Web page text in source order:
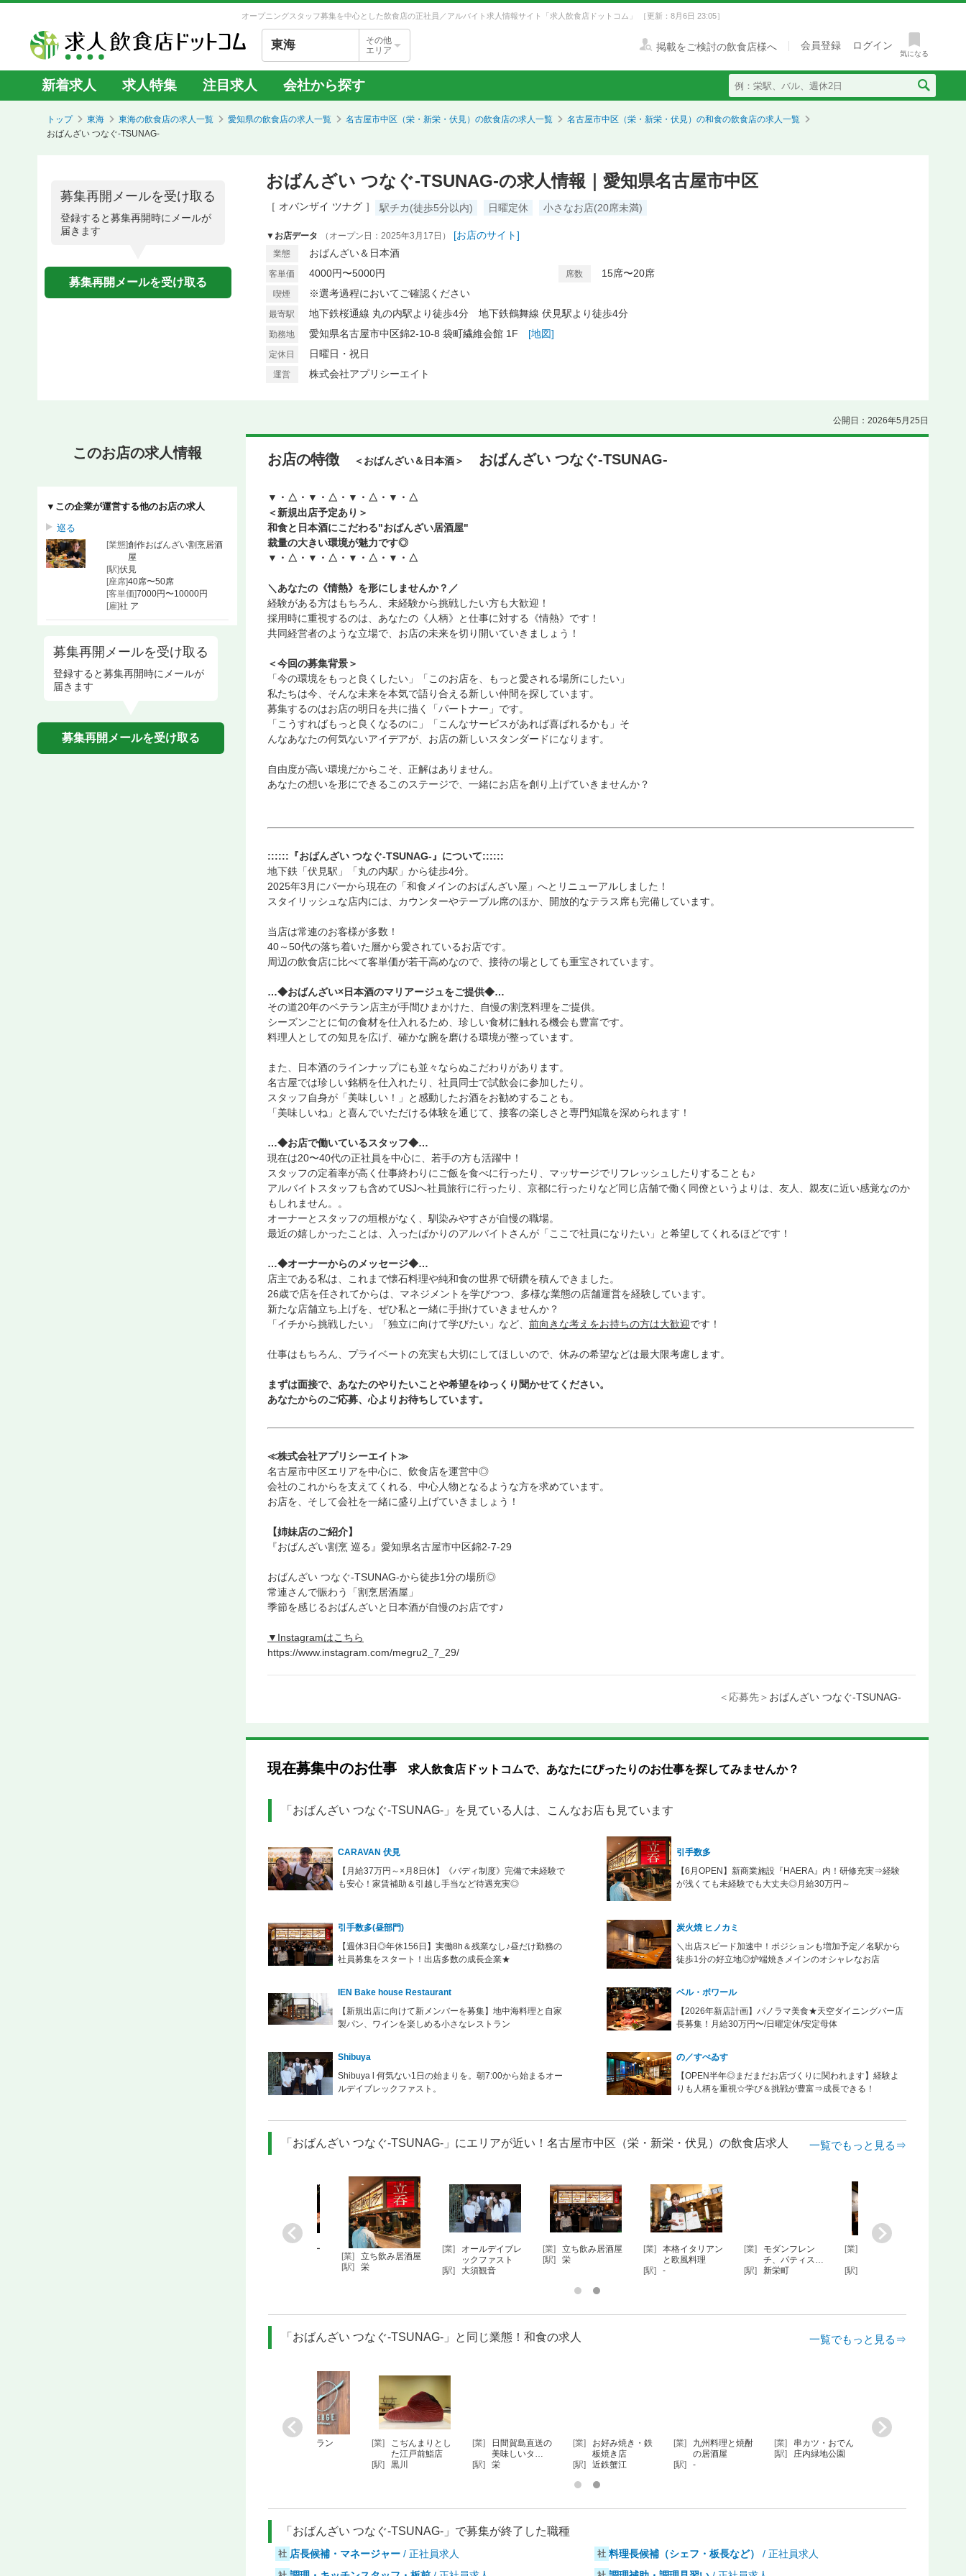
オープニングスタッフ募集を中心とした飲食店の正社員／アルバイト求人情報サイト「求人飲食店ドットコム」 ［更新：8月6日 23:05］
東海
その他
エリア
掲載をご検討の飲食店様へ 会員登録 ログイン
気になる
新着求人 求人特集 注目求人 会社から探す
トップ 東海 東海の飲食店の求人一覧 愛知県の飲食店の求人一覧 名古屋市中区（栄・新栄・伏見）の飲食店の求人一覧
名古屋市中区（栄・新栄・伏見）の和食の飲食店の求人一覧
おばんざい つなぐ-TSUNAG-
募集再開メールを受け取る
登録すると募集再開時にメールが
届きます
募集再開メールを受け取る
おばんざい つなぐ-TSUNAG-の求人情報｜愛知県名古屋市中区
［ オバンザイ ツナグ ］ 駅チカ(徒歩5分以内) 日曜定休 小さなお店(20席未満)
▼お店データ （オープン日：2025年3月17日） [お店のサイト]
業態 おばんざい＆日本酒
客単価 4000円〜5000円 席数 15席〜20席
喫煙 ※選考過程においてご確認ください
最寄駅 地下鉄桜通線 丸の内駅より徒歩4分 地下鉄鶴舞線 伏見駅より徒歩4分
勤務地 愛知県名古屋市中区錦2-10-8 袋町繊維会館 1F [地図]
定休日 日曜日・祝日
運営 株式会社アプリシーエイト
公開日：2026年5月25日
このお店の求人情報
▼この企業が運営する他のお店の求人
巡る
[業態]創作おばんざい割烹居酒
屋
[駅]伏見
[座席]40席〜50席
[客単価]7000円〜10000円
[雇]社 ア
募集再開メールを受け取る
登録すると募集再開時にメールが
届きます
募集再開メールを受け取る
お店の特徴 ＜おばんざい＆日本酒＞ おばんざい つなぐ-TSUNAG-
▼・△・▼・△・▼・△・▼・△
＜新規出店予定あり＞
和食と日本酒にこだわる"おばんざい居酒屋"
裁量の大きい環境が魅力です◎
▼・△・▼・△・▼・△・▼・△
＼あなたの《情熱》を形にしませんか？／
経験がある方はもちろん、未経験から挑戦したい方も大歓迎！
採用時に重視するのは、あなたの《人柄》と仕事に対する《情熱》です！
共同経営者のような立場で、お店の未来を切り開いていきましょう！
＜今回の募集背景＞
「今の環境をもっと良くしたい」「このお店を、もっと愛される場所にしたい」
私たちは今、そんな未来を本気で語り合える新しい仲間を探しています。
募集するのはお店の明日を共に描く「パートナー」です。
「こうすればもっと良くなるのに」「こんなサービスがあれば喜ばれるかも」そ
んなあなたの何気ないアイデアが、お店の新しいスタンダードになります。
自由度が高い環境だからこそ、正解はありません。
あなたの想いを形にできるこのステージで、一緒にお店を創り上げていきませんか？
::::::『おばんざい つなぐ-TSUNAG-』について::::::
地下鉄「伏見駅」「丸の内駅」から徒歩4分。
2025年3月にバーから現在の「和食メインのおばんざい屋」へとリニューアルしました！
スタイリッシュな店内には、カウンターやテーブル席のほか、開放的なテラス席も完備しています。
当店は常連のお客様が多数！
40～50代の落ち着いた層から愛されているお店です。
周辺の飲食店に比べて客単価が若干高めなので、接待の場としても重宝されています。
…◆おばんざい×日本酒のマリアージュをご提供◆…
その道20年のベテラン店主が手間ひまかけた、自慢の割烹料理をご提供。
シーズンごとに旬の食材を仕入れるため、珍しい食材に触れる機会も豊富です。
料理人としての知見を広げ、確かな腕を磨ける環境が整っています。
また、日本酒のラインナップにも並々ならぬこだわりがあります。
名古屋では珍しい銘柄を仕入れたり、社員同士で試飲会に参加したり。
スタッフ自身が「美味しい！」と感動したお酒をお勧めすることも。
「美味しいね」と喜んでいただける体験を通じて、接客の楽しさと専門知識を深められます！
…◆お店で働いているスタッフ◆…
現在は20〜40代の正社員を中心に、若手の方も活躍中！
スタッフの定着率が高く仕事終わりにご飯を食べに行ったり、マッサージでリフレッシュしたりすることも♪
アルバイトスタッフも含めてUSJへ社員旅行に行ったり、京都に行ったりなど同じ店舗で働く同僚というよりは、友人、親友に近い感覚なのか
もしれません。。
オーナーとスタッフの垣根がなく、馴染みやすさが自慢の職場。
最近の嬉しかったことは、入ったばかりのアルバイトさんが「ここで社員になりたい」と希望してくれるほどです！
…◆オーナーからのメッセージ◆…
店主である私は、これまで懐石料理や純和食の世界で研鑽を積んできました。
26歳で店を任されてからは、マネジメントを学びつつ、多様な業態の店舗運営を経験しています。
新たな店舗立ち上げを、ぜひ私と一緒に手掛けていきませんか？
「イチから挑戦したい」「独立に向けて学びたい」など、 前向きな考えをお持ちの方は大歓迎です！
仕事はもちろん、プライベートの充実も大切にしてほしいので、休みの希望などは最大限考慮します。
まずは面接で、あなたのやりたいことや希望をゆっくり聞かせてください。
あなたからのご応募、心よりお待ちしています。
≪株式会社アプリシーエイト≫
名古屋市中区エリアを中心に、飲食店を運営中◎
会社のこれからを支えてくれる、中心人物となるような方を求めています。
お店を、そして会社を一緒に盛り上げていきましょう！
【姉妹店のご紹介】
『おばんざい割烹 巡る』愛知県名古屋市中区錦2-7-29
おばんざい つなぐ-TSUNAG-から徒歩1分の場所◎
常連さんで賑わう「割烹居酒屋」
季節を感じるおばんざいと日本酒が自慢のお店です♪
▼Instagramはこちら
https://www.instagram.com/megru2_7_29/
＜応募先＞ おばんざい つなぐ-TSUNAG-
現在募集中のお仕事 求人飲食店ドットコムで、あなたにぴったりのお仕事を探してみませんか？
「おばんざい つなぐ-TSUNAG-」を見ている人は、こんなお店も見ています
CARAVAN 伏見
【月給37万円～×月8日休】《バディ制度》完備で未経験で
も安心！家賃補助＆引越し手当など待遇充実◎
引手数多
【6月OPEN】新商業施設『HAERA』内！研修充実⇒経験
が浅くても未経験でも大丈夫◎月給30万円～
引手数多(昼部門)
【週休3日◎年休156日】実働8h＆残業なし♪昼だけ勤務の
社員募集をスタート！出店多数の成長企業★
炭火焼 ヒノカミ
＼出店スピード加速中！ポジションも増加予定／名駅から
徒歩1分の好立地◎炉端焼きメインのオシャレなお店
IEN Bake house Restaurant
【新規出店に向けて新メンバーを募集】地中海料理と自家
製パン、ワインを楽しめる小さなレストラン
ベル・ボワール
【2026年新店計画】パノラマ美食★天空ダイニングバー店
長募集！月給30万円〜/日曜定休/安定母体
Shibuya
Shibuya l 何気ない1日の始まりを。朝7:00から始まるオー
ルデイブレックファスト。
の／すぺゐす
【OPEN半年◎まだまだお店づくりに関われます】経験よ
りも人柄を重視☆学び＆挑戦が豊富⇒成長できる！
「おばんざい つなぐ-TSUNAG-」にエリアが近い！名古屋市中区（栄・新栄・伏見）の飲食店求人 一覧でもっと見る⇒
立ち飲み居酒屋
栄
オールデイブレ
ックファスト
大須観音
立ち飲み居酒屋
栄
本格イタリアン
と欧風料理
-
モダンフレン
チ、パティス…
新栄町
名古屋で話題！
栄
「おばんざい つなぐ-TSUNAG-」と同じ業態！和食の求人 一覧でもっと見る⇒
[業]
こぢんまりとし
た江戸前鮨店
[業]
日間賀島直送の
美味しいタ…
[業]
お好み焼き・鉄
近鉄蟹江
[業]
九州料理と焼酎
[駅]
[業]
串カツ・おでん
[駅]
庄内緑地公園
[業]
名古屋で話題！
「おばんざい つなぐ-TSUNAG-」で募集が終了した職種
社 店長候補・マネージャー / 正社員求人 社 料理長候補（シェフ・板長など） / 正社員求人